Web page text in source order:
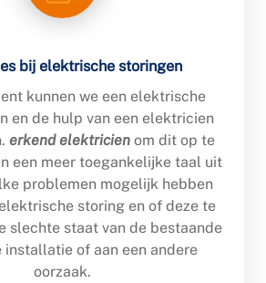
bij elektrische storingen
kunnen we een elektrische
en de hulp van een elektricien
erkend elektricien om dit op te
een meer toegankelijke taal uit
problemen mogelijk hebben
storing en of deze te
slechte staat van de bestaande
installatie of aan een andere
oorzaak.